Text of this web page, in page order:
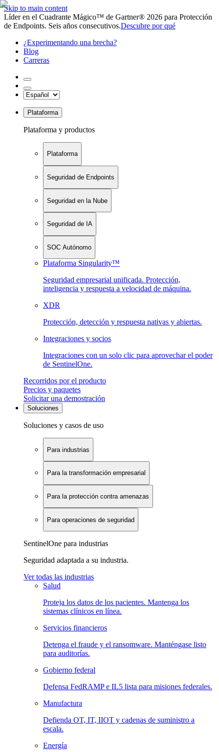
Skip to main content
Líder en el Cuadrante Mágico™ de Gartner® 2026 para Protección
de Endpoints. Seis años consecutivos.Descubre por qué
¿Experimentando una brecha?
Blog
Carreras
Plataforma
Plataforma y productos
Plataforma
Seguridad de Endpoints
Seguridad en la Nube
Seguridad de IA
SOC Autónomo
Plataforma Singularity™
Seguridad empresarial unificada. Protección,
inteligencia y respuesta a velocidad de máquina.
XDR
Protección, detección y respuesta nativas y abiertas.
Integraciones y socios
Integraciones con un solo clic para aprovechar el poder
de SentinelOne.
Recorridos por el producto
Precios y paquetes
Solicitar una demostración
Soluciones
Soluciones y casos de uso
Para industrias
Para la transformación empresarial
Para la protección contra amenazas
Para operaciones de seguridad
SentinelOne para industrias
Seguridad adaptada a su industria.
Ver todas las industrias
Salud
Proteja los datos de los pacientes. Mantenga los
sistemas clínicos en línea.
Servicios financieros
Detenga el fraude y el ransomware. Manténgase listo
para auditorías.
Gobierno federal
Defensa FedRAMP e IL5 lista para misiones federales.
Manufactura
Defienda OT, IT, IIOT y cadenas de suministro a
escala.
Energía